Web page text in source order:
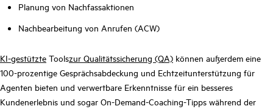
Planung von Nachfassaktionen
Nachbearbeitung von Anrufen (ACW)
KI-gestützte Toolszur Qualitätssicherung (QA) können außerdem eine
100-prozentige Gesprächsabdeckung und Echtzeitunterstützung für
Agenten bieten und verwertbare Erkenntnisse für ein besseres
Kundenerlebnis und sogar On-Demand-Coaching-Tipps während der